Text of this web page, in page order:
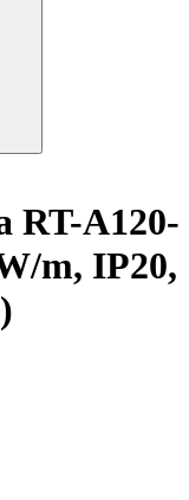
RT-A120-
m, IP20,